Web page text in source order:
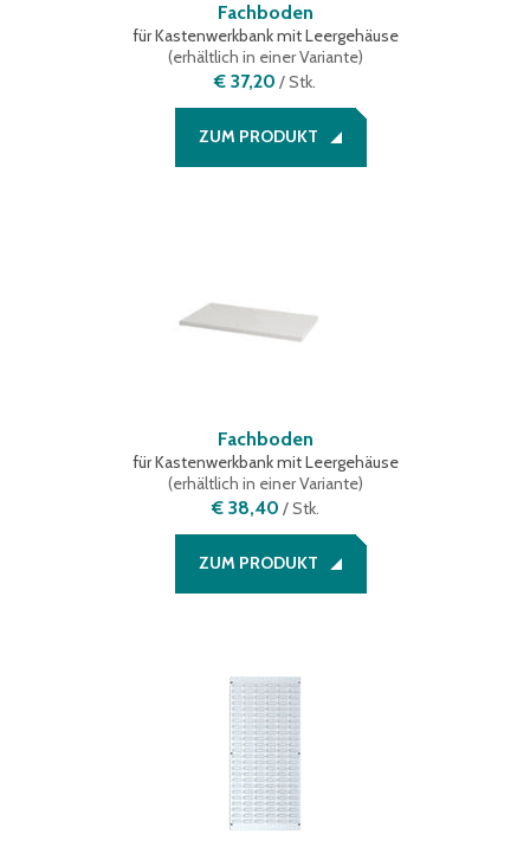
Fachboden
für Kastenwerkbank mit Leergehäuse
(erhältlich in einer Variante)
€ 37,20 /Stk.
ZUM PRODUKT
Fachboden
für Kastenwerkbank mit Leergehäuse
(erhältlich in einer Variante)
€ 38,40 /Stk.
ZUM PRODUKT